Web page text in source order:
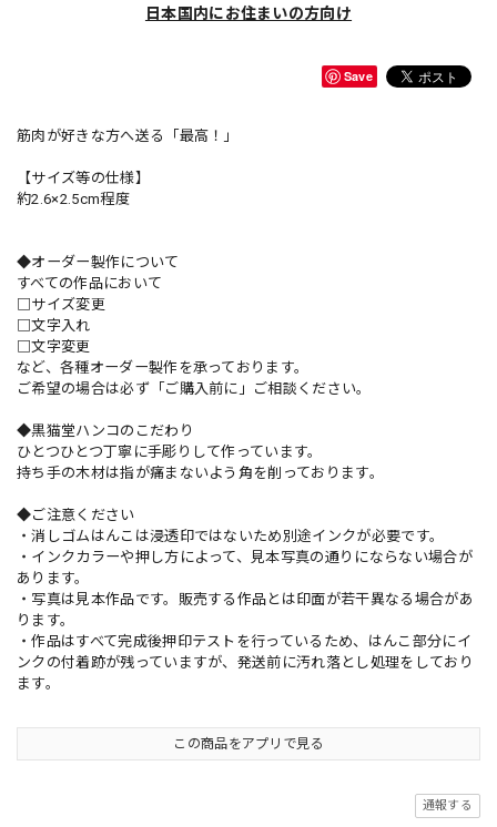
日本国内にお住まいの方向け
Save
筋肉が好きな方へ送る「最高！」
【サイズ等の仕様】
約2.6×2.5cm程度
◆オーダー製作について
すべての作品において
□サイズ変更
□文字入れ
□文字変更
など、各種オーダー製作を承っております。
ご希望の場合は必ず「ご購入前に」ご相談ください。
◆黒猫堂ハンコのこだわり
ひとつひとつ丁寧に手彫りして作っています。
持ち手の木材は指が痛まないよう角を削っております。
◆ご注意ください
・消しゴムはんこは浸透印ではないため別途インクが必要です。
・インクカラーや押し方によって、見本写真の通りにならない場合が
あります。
・写真は見本作品です。販売する作品とは印面が若干異なる場合があ
ります。
・作品はすべて完成後押印テストを行っているため、はんこ部分にイ
ンクの付着跡が残っていますが、発送前に汚れ落とし処理をしており
ます。
この商品をアプリで見る
通報する